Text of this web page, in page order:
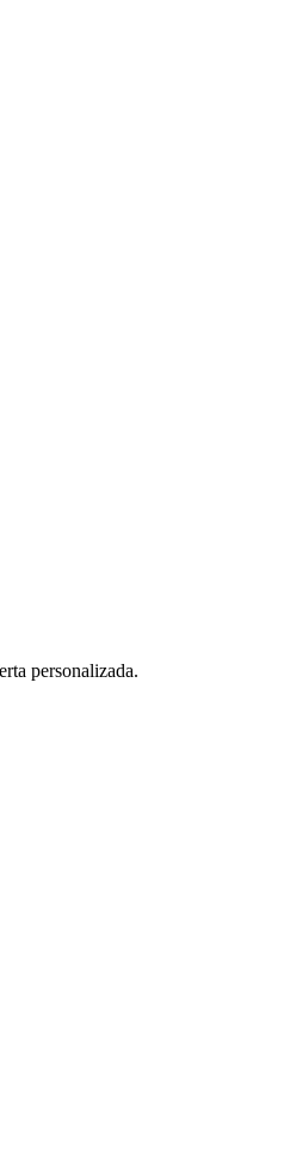
personalizada.